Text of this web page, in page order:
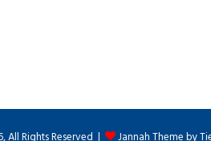
Rights Reserved | Jannah Theme by